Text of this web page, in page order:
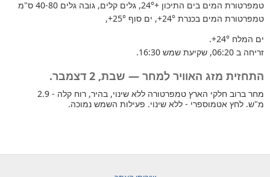
טמפרטורת המים בים התיכון +24°
, גלים קלים, גובה גלים 40-80 ס"מ
טמפרטורת המים בכנרת +24°, ים סוף +25°
,
ים המלח +24°
.
זריחה ב 06:20, שקיעת שמש 16:30.
התחזית מזג האוויר למחר — שבת, 2 דצמבר.
מחר ברוב חלקי הארץ טמפרטורה ללא שינוי, בהיר, רוח קלה - 2.9
מ"ש. לחץ אטמוספרי - ללא שינוי. פעילות השמש נמוכה.